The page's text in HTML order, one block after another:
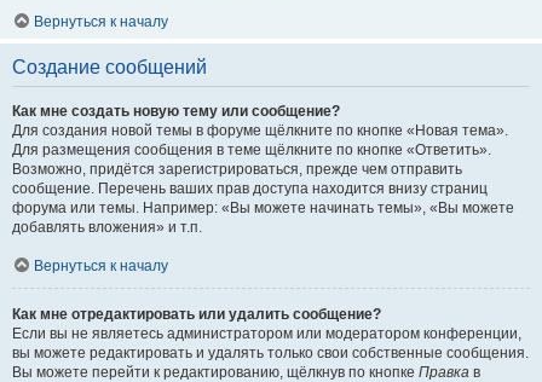
Вернуться к началу
Создание сообщений
Как мне создать новую тему или сообщение?
Для создания новой темы в форуме щёлкните по кнопке «Новая тема».
Для размещения сообщения в теме щёлкните по кнопке «Ответить».
Возможно, придётся зарегистрироваться, прежде чем отправить
сообщение. Перечень ваших прав доступа находится внизу страниц
форума или темы. Например: «Вы можете начинать темы», «Вы можете
добавлять вложения» и т.п.
Вернуться к началу
Как мне отредактировать или удалить сообщение?
Если вы не являетесь администратором или модератором конференции,
вы можете редактировать и удалять только свои собственные сообщения.
Вы можете перейти к редактированию, щёлкнув по кнопке Правка в